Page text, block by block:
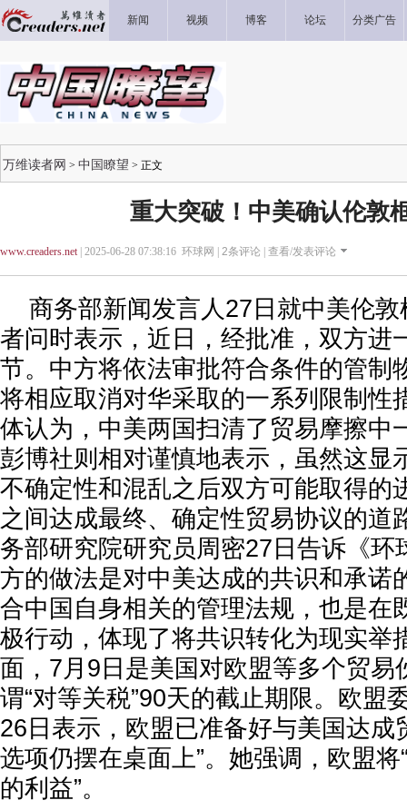
新闻 视频 博客 论坛 分类广告
万维读者网 > 中国瞭望 > 正文
重大突破！中美确认伦敦
www.creaders.net| 2025-06-28 07:38:16 环球网 | 2条评论 | 查看/发表评论
商务部新闻发言人27日就中美伦敦
者问时表示，近日，经批准，双方进
节。中方将依法审批符合条件的管制
将相应取消对华采取的一系列限制性
体认为，中美两国扫清了贸易摩擦中
彭博社则相对谨慎地表示，虽然这显
不确定性和混乱之后双方可能取得的
之间达成最终、确定性贸易协议的道
务部研究院研究员周密27日告诉《环
方的做法是对中美达成的共识和承诺
合中国自身相关的管理法规，也是在
极行动，体现了将共识转化为现实举
面，7月9日是美国对欧盟等多个贸易
谓“对等关税”90天的截止期限。欧盟
26日表示，欧盟已准备好与美国达成
选项仍摆在桌面上”。她强调，欧盟
的利益”。